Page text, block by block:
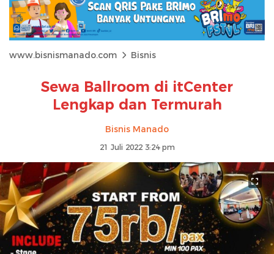
www.bisnismanado.com Bisnis
Sewa Ballroom di itCenter
Lengkap dan Termurah
Bisnis Manado
21 Juli 2022 3:24 pm